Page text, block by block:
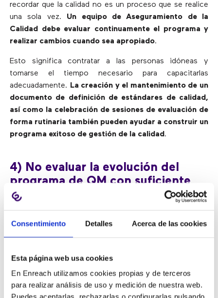
Consentimiento Detalles Acerca de las cookies
Esta página web usa cookies
En Enreach utilizamos cookies propias y de terceros
para realizar análisis de uso y medición de nuestra web.
recordar que la calidad no es un proceso que se realice
una sola vez. Un equipo de Aseguramiento de la
Calidad debe evaluar continuamente el programa y
realizar cambios cuando sea apropiado.
Esto significa contratar a las personas idóneas y
tomarse el tiempo necesario para capacitarlas
adecuadamente.
La creación y el mantenimiento de un
documento de definición de estándares de calidad,
así como la celebración de sesiones de evaluación de
forma rutinaria también pueden ayudar a construir un
programa exitoso de gestión de la calidad .
4) No evaluar la evolución del
programa de QM con suficiente
frecuencia
La mayoría de las empresas no evalúan lo suficiente sus
demandas de calidad. De hecho,
que reciben, lo que no es suficiente para darles una
conclusión clara de la amplitud de los desafíos a los
que se enfrentan sus profesionales.